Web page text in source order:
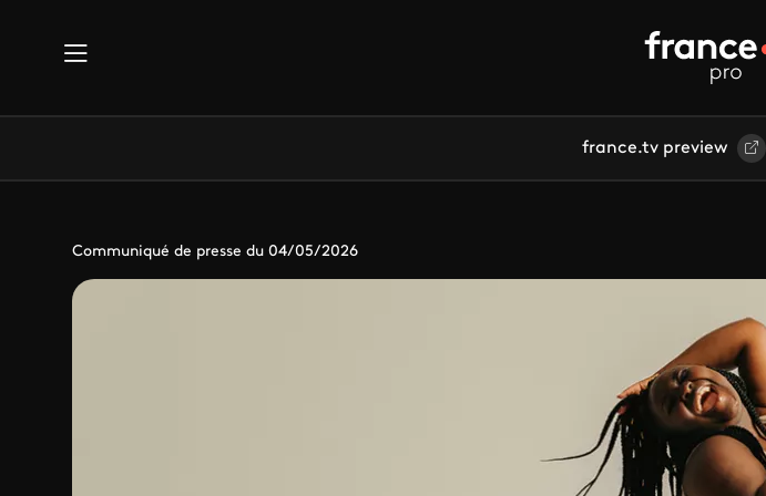
france.tv preview
Communiqué de presse du 04/05/2026